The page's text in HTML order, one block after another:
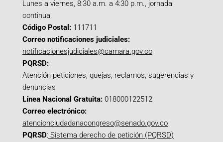
Lunes a viernes, 8:30 a.m. a 4:30 p.m., jornada
continua.
Código Postal: 111711
Correo notificaciones judiciales:
notificacionesjudiciales@camara.gov.co
PQRSD:
Atención peticiones, quejas, reclamos, sugerencias y
denuncias
Línea Nacional Gratuita: 018000122512
Correo electrónico:
atencionciudadanacongreso@senado.gov.co
PQRSD: Sistema derecho de petición (PQRSD)